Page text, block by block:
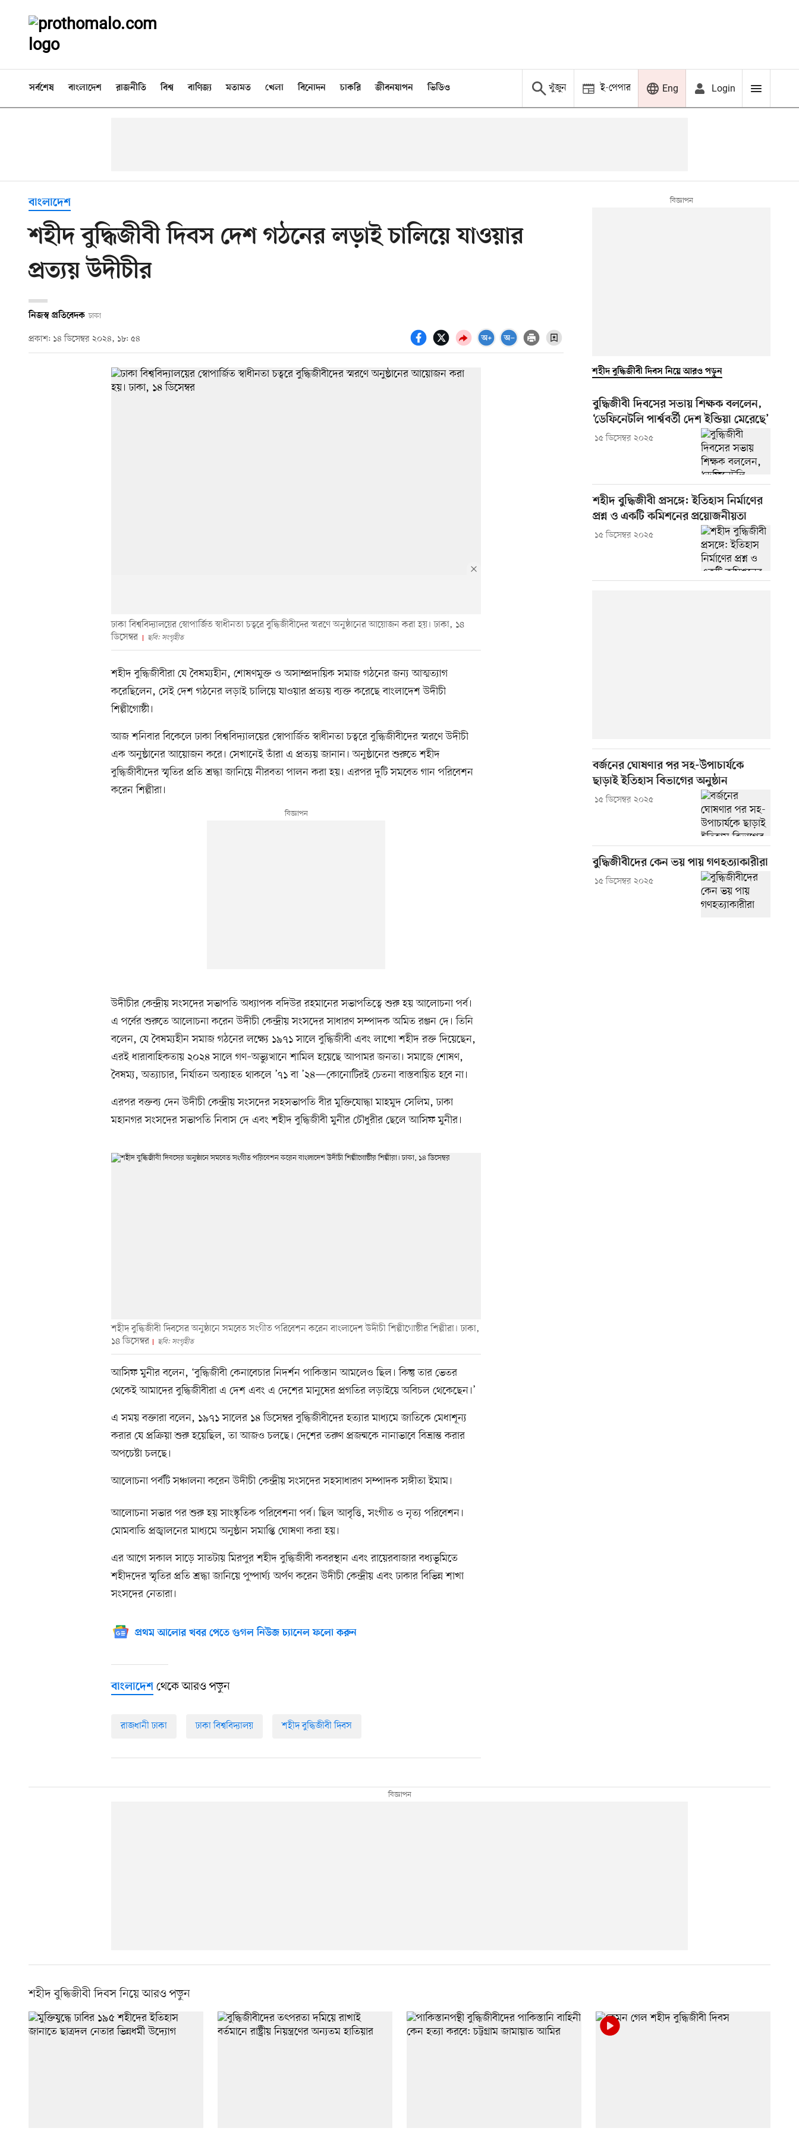
সর্বশেষ বাংলাদেশ রাজনীতি বিশ্ব বাণিজ্য মতামত খেলা বিনোদন চাকরি জীবনযাপন ভিডিও খুঁজুন ই-পেপার Eng Login
বাংলাদেশ
শহীদ বুদ্ধিজীবী দিবস দেশ গঠনের লড়াই চালিয়ে যাওয়ার
প্রত্যয় উদীচীর
নিজস্ব প্রতিবেদক ঢাকা
প্রকাশ: ১৪ ডিসেম্বর ২০২৪, ১৮: ৫৪
ঢাকা বিশ্ববিদ্যালয়ের স্বোপার্জিত স্বাধীনতা চত্বরে বুদ্ধিজীবীদের স্মরণে অনুষ্ঠানের আয়োজন করা হয়। ঢাকা, ১৪
ডিসেম্বর
ছবি: সংগৃহীত
শহীদ বুদ্ধিজীবীরা যে বৈষম্যহীন, শোষণমুক্ত ও অসাম্প্রদায়িক সমাজ গঠনের জন্য আত্মত্যাগ
করেছিলেন, সেই দেশ গঠনের লড়াই চালিয়ে যাওয়ার প্রত্যয় ব্যক্ত করেছে বাংলাদেশ উদীচী
শিল্পীগোষ্ঠী।
আজ শনিবার বিকেলে ঢাকা বিশ্ববিদ্যালয়ের স্বোপার্জিত স্বাধীনতা চত্বরে বুদ্ধিজীবীদের স্মরণে উদীচী
এক অনুষ্ঠানের আয়োজন করে। সেখানেই তাঁরা এ প্রত্যয় জানান। অনুষ্ঠানের শুরুতে শহীদ
বুদ্ধিজীবীদের স্মৃতির প্রতি শ্রদ্ধা জানিয়ে নীরবতা পালন করা হয়। এরপর দুটি সমবেত গান পরিবেশন
করেন শিল্পীরা।
উদীচীর কেন্দ্রীয় সংসদের সভাপতি অধ্যাপক বদিউর রহমানের সভাপতিত্বে শুরু হয় আলোচনা পর্ব।
এ পর্বের শুরুতে আলোচনা করেন উদীচী কেন্দ্রীয় সংসদের সাধারণ সম্পাদক অমিত রঞ্জন দে। তিনি
বলেন, যে বৈষম্যহীন সমাজ গঠনের লক্ষ্যে ১৯৭১ সালে বুদ্ধিজীবী এবং লাখো শহীদ রক্ত দিয়েছেন,
এরই ধারাবাহিকতায় ২০২৪ সালে গণ–অভ্যুত্থানে শামিল হয়েছে আপামর জনতা। সমাজে শোষণ,
বৈষম্য, অত্যাচার, নির্যাতন অব্যাহত থাকলে ’৭১ বা ’২৪—কোনোটিরই চেতনা বাস্তবায়িত হবে না।
এরপর বক্তব্য দেন উদীচী কেন্দ্রীয় সংসদের সহসভাপতি বীর মুক্তিযোদ্ধা মাহমুদ সেলিম, ঢাকা
মহানগর সংসদের সভাপতি নিবাস দে এবং শহীদ বুদ্ধিজীবী মুনীর চৌধুরীর ছেলে আসিফ মুনীর।
শহীদ বুদ্ধিজীবী দিবসের অনুষ্ঠানে সমবেত সংগীত পরিবেশন করেন বাংলাদেশ উদীচী শিল্পীগোষ্ঠীর শিল্পীরা। ঢাকা,
১৪ ডিসেম্বর
ছবি: সংগৃহীত
আসিফ মুনীর বলেন, ‘বুদ্ধিজীবী কেনাবেচার নিদর্শন পাকিস্তান আমলেও ছিল। কিন্তু তার ভেতর
থেকেই আমাদের বুদ্ধিজীবীরা এ দেশ এবং এ দেশের মানুষের প্রগতির লড়াইয়ে অবিচল থেকেছেন।’
এ সময় বক্তারা বলেন, ১৯৭১ সালের ১৪ ডিসেম্বর বুদ্ধিজীবীদের হত্যার মাধ্যমে জাতিকে মেধাশূন্য
করার যে প্রক্রিয়া শুরু হয়েছিল, তা আজও চলছে। দেশের তরুণ প্রজন্মকে নানাভাবে বিভ্রান্ত করার
অপচেষ্টা চলছে।
আলোচনা পর্বটি সঞ্চালনা করেন উদীচী কেন্দ্রীয় সংসদের সহসাধারণ সম্পাদক সঙ্গীতা ইমাম।
আলোচনা সভার পর শুরু হয় সাংস্কৃতিক পরিবেশনা পর্ব। ছিল আবৃত্তি, সংগীত ও নৃত্য পরিবেশন।
মোমবাতি প্রজ্বালনের মাধ্যমে অনুষ্ঠান সমাপ্তি ঘোষণা করা হয়।
এর আগে সকাল সাড়ে সাতটায় মিরপুর শহীদ বুদ্ধিজীবী কবরস্থান এবং রায়েরবাজার বধ্যভূমিতে
শহীদদের স্মৃতির প্রতি শ্রদ্ধা জানিয়ে পুষ্পার্ঘ্য অর্পণ করেন উদীচী কেন্দ্রীয় এবং ঢাকার বিভিন্ন শাখা
সংসদের নেতারা।
প্রথম আলোর খবর পেতে গুগল নিউজ চ্যানেল ফলো করুন
বাংলাদেশ থেকে আরও পড়ুন
রাজধানী ঢাকা ঢাকা বিশ্ববিদ্যালয় শহীদ বুদ্ধিজীবী দিবস
শহীদ বুদ্ধিজীবী দিবস নিয়ে আরও পড়ুন
বুদ্ধিজীবী দিবসের সভায় শিক্ষক বললেন,
‘ডেফিনেটলি পার্শ্ববর্তী দেশ ইন্ডিয়া মেরেছে’
১৫ ডিসেম্বর ২০২৫
শহীদ বুদ্ধিজীবী প্রসঙ্গে: ইতিহাস নির্মাণের
প্রশ্ন ও একটি কমিশনের প্রয়োজনীয়তা
১৫ ডিসেম্বর ২০২৫
বর্জনের ঘোষণার পর সহ-উপাচার্যকে
ছাড়াই ইতিহাস বিভাগের অনুষ্ঠান
১৫ ডিসেম্বর ২০২৫
বুদ্ধিজীবীদের কেন ভয় পায় গণহত্যাকারীরা
১৫ ডিসেম্বর ২০২৫
শহীদ বুদ্ধিজীবী দিবস নিয়ে আরও পড়ুন